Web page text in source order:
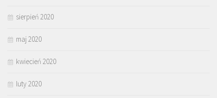
sierpień 2020
maj 2020
kwiecień 2020
luty 2020